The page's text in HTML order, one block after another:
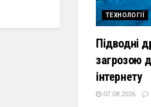
ТЕХНОЛОГІЇ
Підводні
загрозою
інтернету
07.08.2026